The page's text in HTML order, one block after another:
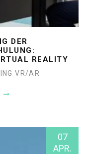
DER
REALITY
VR/AR
07
APR.